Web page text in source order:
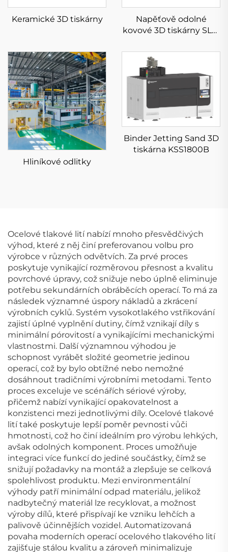
Keramické 3D tiskárny
Napěťově odolné
kovové 3D tiskárny SLM
Hliníkové odlitky
Binder Jetting Sand 3D
tiskárna KSS1800B
Ocelové tlakové lití nabízí mnoho přesvědčivých
výhod, které z něj činí preferovanou volbu pro
výrobce v různých odvětvích. Za prvé proces
poskytuje vynikající rozměrovou přesnost a kvalitu
povrchové úpravy, což snižuje nebo úplně eliminuje
potřebu sekundárních obráběcích operací. To má za
následek významné úspory nákladů a zkrácení
výrobních cyklů. Systém vysokotlakého vstřikování
zajistí úplné vyplnění dutiny, čímž vznikají díly s
minimální pórovitostí a vynikajícími mechanickými
vlastnostmi. Další významnou výhodou je
schopnost vyrábět složité geometrie jedinou
operací, což by bylo obtížné nebo nemožné
dosáhnout tradičními výrobními metodami. Tento
proces exceluje ve scénářích sériové výroby,
přičemž nabízí vynikající opakovatelnost a
konzistenci mezi jednotlivými díly. Ocelové tlakové
lití také poskytuje lepší poměr pevnosti vůči
hmotnosti, což ho činí ideálním pro výrobu lehkých,
avšak odolných komponent. Proces umožňuje
integraci více funkcí do jediné součástky, čímž se
snižují požadavky na montáž a zlepšuje se celková
spolehlivost produktu. Mezi environmentální
výhody patří minimální odpad materiálu, jelikož
nadbytečný materiál lze recyklovat, a možnost
výroby dílů, které přispívají ke vzniku lehčích a
palivově účinnějších vozidel. Automatizovaná
povaha moderních operací ocelového tlakového lití
zajišťuje stálou kvalitu a zároveň minimalizuje